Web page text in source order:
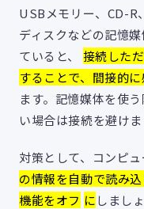
USBメモリー、CD-R
ディスクなどの記憶
ていると、 接続した
することで、間接的
ます。記憶媒体を使
い場合は接続を避けま
対策として、コンピ
の情報を自動で読み
機能をオフ にしまし